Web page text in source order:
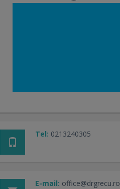
Tel: 0213240305
E-mail: office@drgrecu.ro